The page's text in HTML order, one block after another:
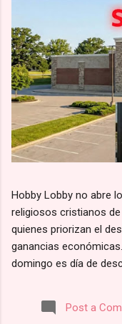
Hobby Lobby no abre
religiosos cristianos
quienes priorizan el
ganancias
domingo es día de
Según su página web,
los domingos es para
Post a